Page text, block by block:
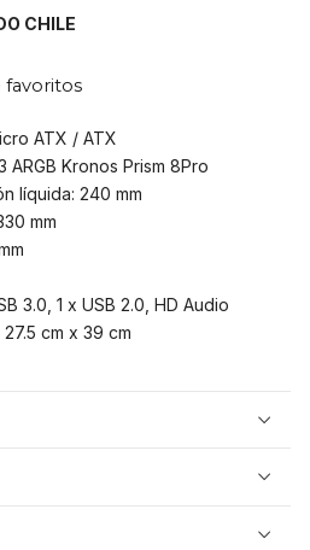
CHILE
favoritos
ATX / ATX
Kronos Prism 8Pro
líquida: 240 mm
mm
3.0, 1 x USB 2.0, HD Audio
cm x 39 cm